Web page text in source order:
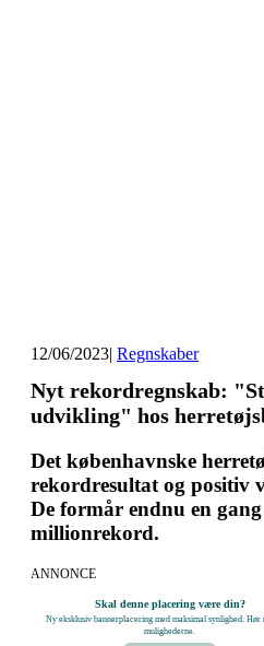
12/06/2023| Regnskaber
Nyt rekordregnskab:
udvikling" hos
Det københavnske
rekordresultat og positiv
De formår endnu en gang
millionrekord.
ANNONCE
Skal denne placering være din?
Ny eksklusiv bannerplacering med maksimal synlighed. Hør
mulighederne.